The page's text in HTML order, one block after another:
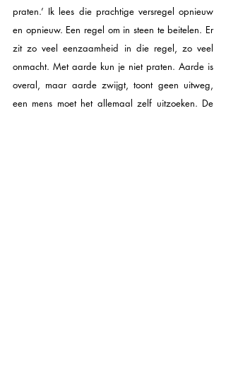
praten.’ Ik lees die prachtige versregel opnieuw
en opnieuw. Een regel om in steen te beitelen. Er
zit zo veel eenzaamheid in die regel, zo veel
onmacht. Met aarde kun je niet praten. Aarde is
overal, maar aarde zwijgt, toont geen uitweg,
een mens moet het allemaal zelf uitzoeken. De